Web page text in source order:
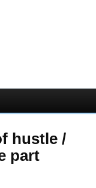
hustle /
part